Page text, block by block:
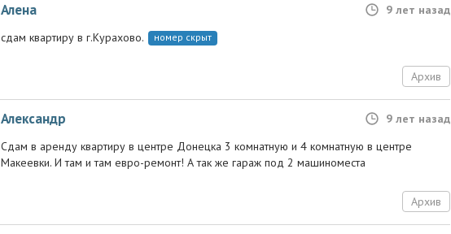
Алена
9 лет назад
сдам квартиру в г.Курахово.
номер скрыт
Архив
Александр
9 лет назад
Сдам в аренду квартиру в центре Донецка 3 комнатную и 4 комнатную в центре
Макеевки. И там и там евро-ремонт! А так же гараж под 2 машиноместа
Архив